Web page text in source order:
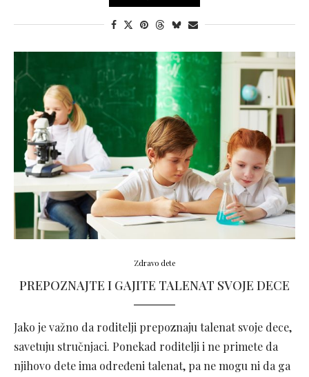
Zdravo dete
PREPOZNAJTE I GAJITE TALENAT SVOJE DECE
Jako je važno da roditelji prepoznaju talenat svoje dece,
savetuju stručnjaci. Ponekad roditelji i ne primete da
njihovo dete ima određeni talenat, pa ne mogu ni da ga